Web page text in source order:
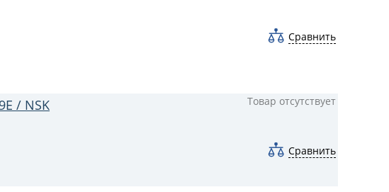
Сравнить
/ NSK
Товар отсутствует
Сравнить